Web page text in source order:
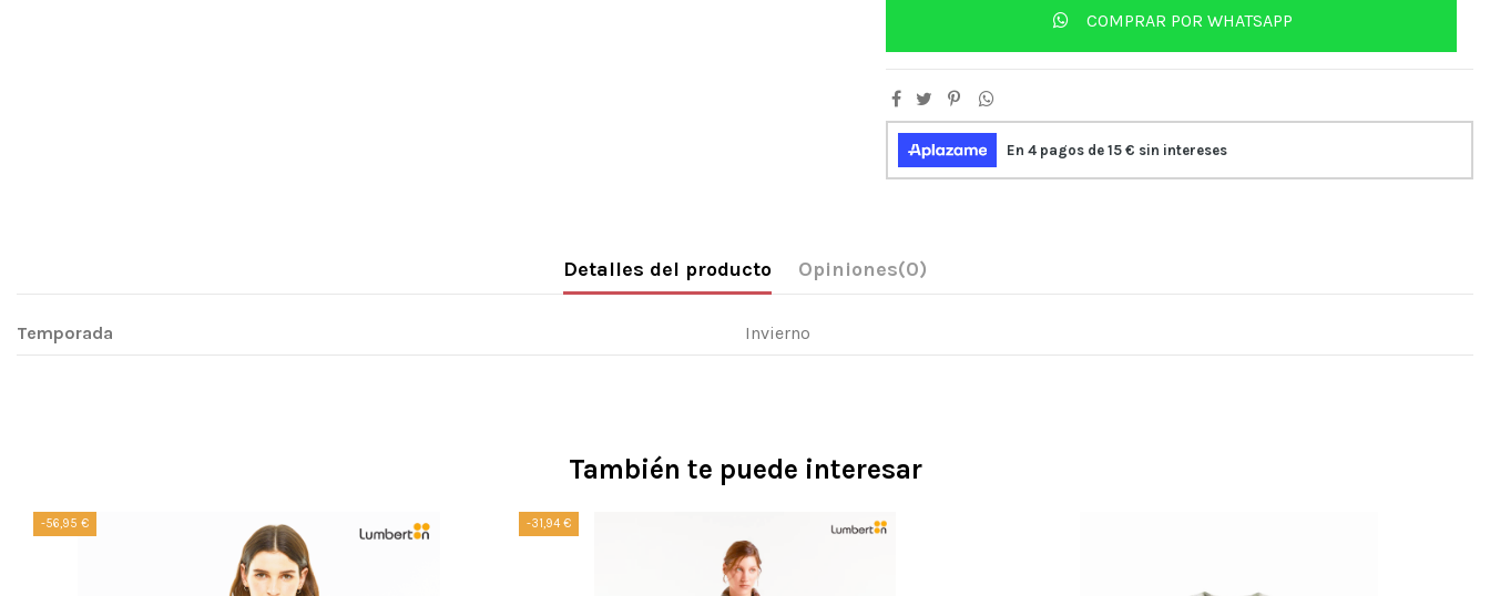
COMPRAR POR WHATSAPP
Detalles del producto Opiniones(0)
Temporada Invierno
También te puede interesar
-56,95 € -31,94 €